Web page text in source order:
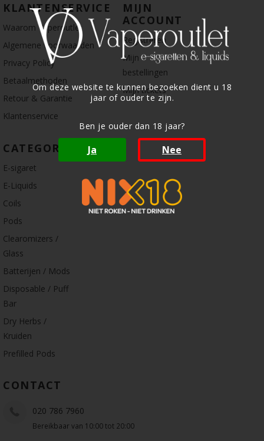
Om deze website te kunnen bezoeken dient u 18
jaar of ouder te zijn.
Ben je ouder dan 18 jaar?
Ja Nee
KLANTENSERVICE
Waarom Vaperoutlet
Algemene voorwaarden
Privacy Policy
Betaalmethoden
Retour & Garantie
Klantenservice
MIJN
ACCOUNT
Registreren
Mijn
bestellingen
Mijn tickets
CATEGORIE
E-sigaret
E-Liquids
Coils
Pods
Clearomizers /
Glass
Batterijen / Mods
Disposable / Puff
Bar
Dry Herbs /
Kruiden
Prefilled Pods
CONTACT
020 786 7960
Bereikbaar van 10:00 tot 20:00